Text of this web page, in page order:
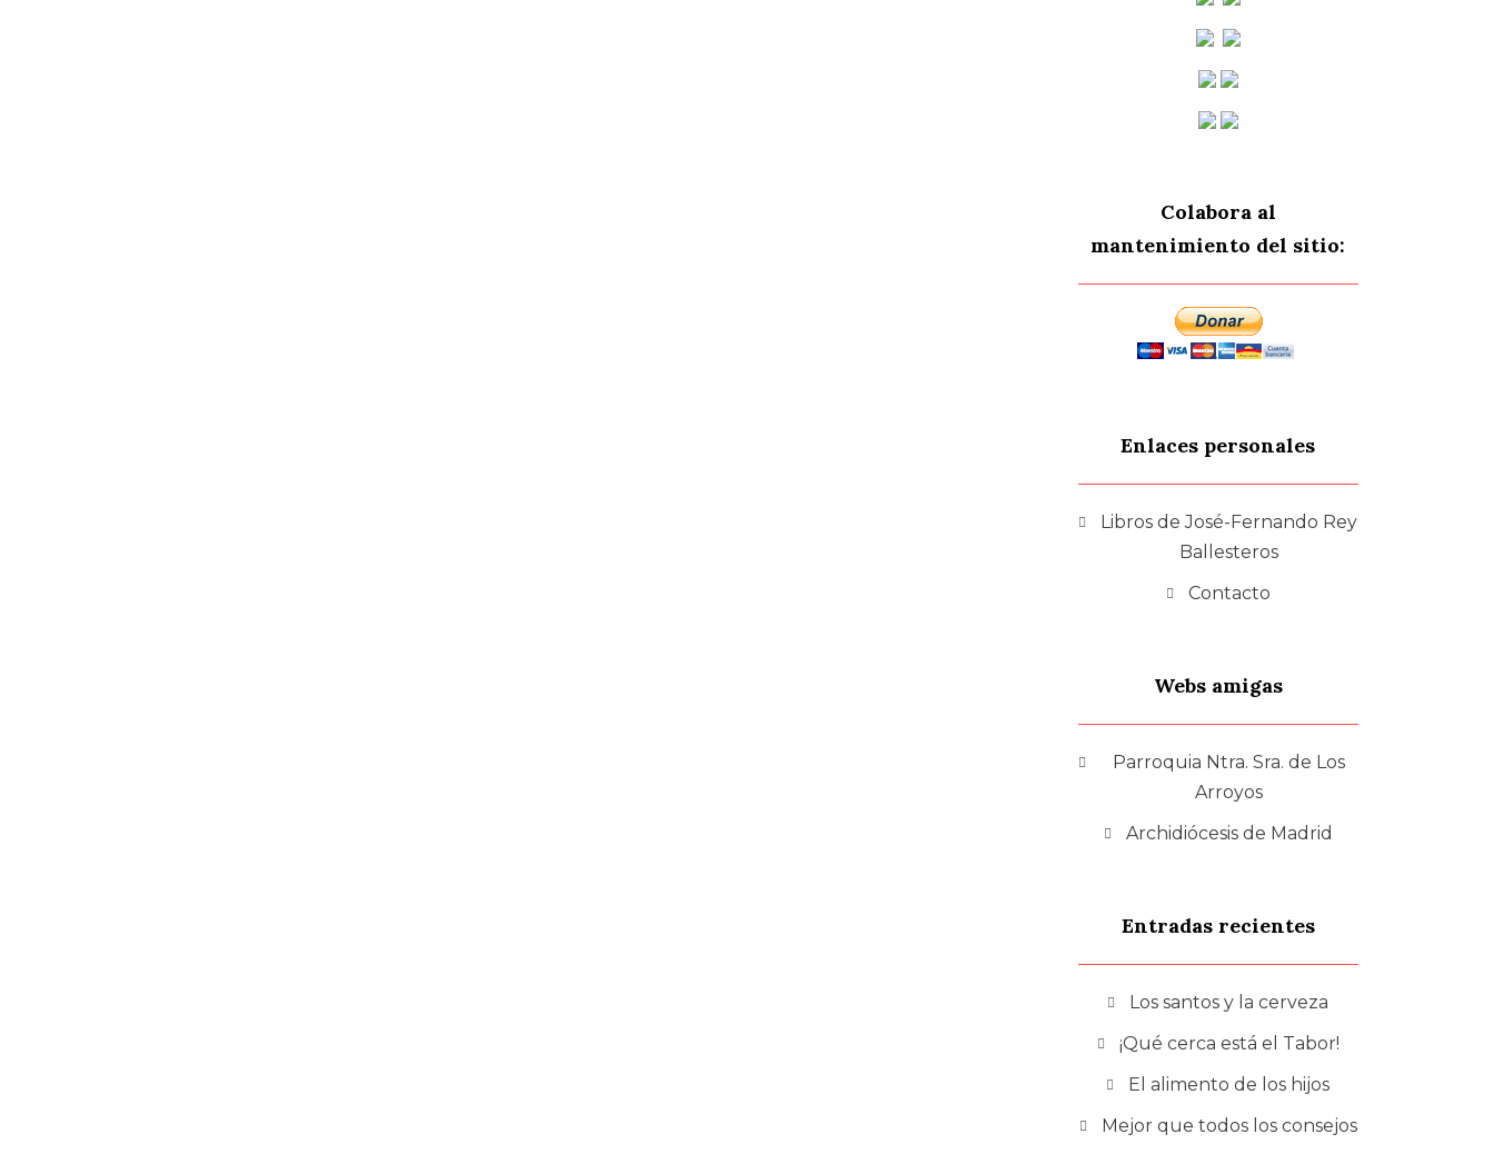
Colabora al
mantenimiento del sitio:
Enlaces personales
Libros de José-Fernando Rey
Ballesteros
Contacto
Webs amigas
Parroquia Ntra. Sra. de Los
Arroyos
Archidiócesis de Madrid
Entradas recientes
Los santos y la cerveza
¡Qué cerca está el Tabor!
El alimento de los hijos
Mejor que todos los consejos